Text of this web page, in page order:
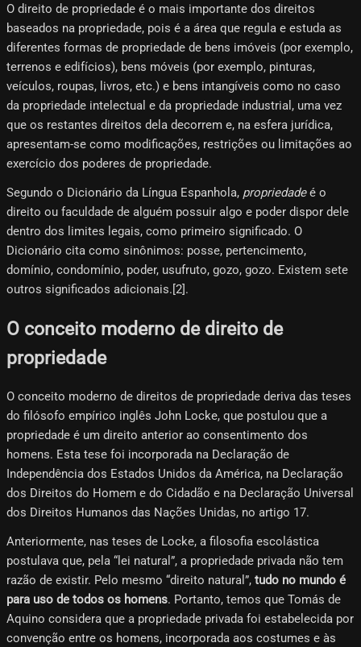
O direito de propriedade é o mais importante dos direitos
baseados na propriedade, pois é a área que regula e estuda as
diferentes formas de propriedade de bens imóveis (por exemplo,
terrenos e edifícios), bens móveis (por exemplo, pinturas,
veículos, roupas, livros, etc.) e bens intangíveis como no caso
da propriedade intelectual e da propriedade industrial, uma vez
que os restantes direitos dela decorrem e, na esfera jurídica,
apresentam-se como modificações, restrições ou limitações ao
exercício dos poderes de propriedade.
Segundo o Dicionário da Língua Espanhola, propriedadeé o
direito ou faculdade de alguém possuir algo e poder dispor dele
dentro dos limites legais, como primeiro significado. O
Dicionário cita como sinônimos: posse, pertencimento,
domínio, condomínio, poder, usufruto, gozo, gozo. Existem sete
outros significados adicionais.[2]​.
O conceito moderno de direito de
propriedade
O conceito moderno de direitos de propriedade deriva das teses
do filósofo empírico inglês John Locke, que postulou que a
propriedade é um direito anterior ao consentimento dos
homens. Esta tese foi incorporada na Declaração de
Independência dos Estados Unidos da América, na Declaração
dos Direitos do Homem e do Cidadão e na Declaração Universal
dos Direitos Humanos das Nações Unidas, no artigo 17.
Anteriormente, nas teses de Locke, a filosofia escolástica
postulava que, pela “lei natural”, a propriedade privada não tem
razão de existir. Pelo mesmo “direito natural”, tudo no mundo é
para uso de todos os homens. Portanto, temos que Tomás de
Aquino considera que a propriedade privada foi estabelecida por
convenção entre os homens, incorporada aos costumes e às